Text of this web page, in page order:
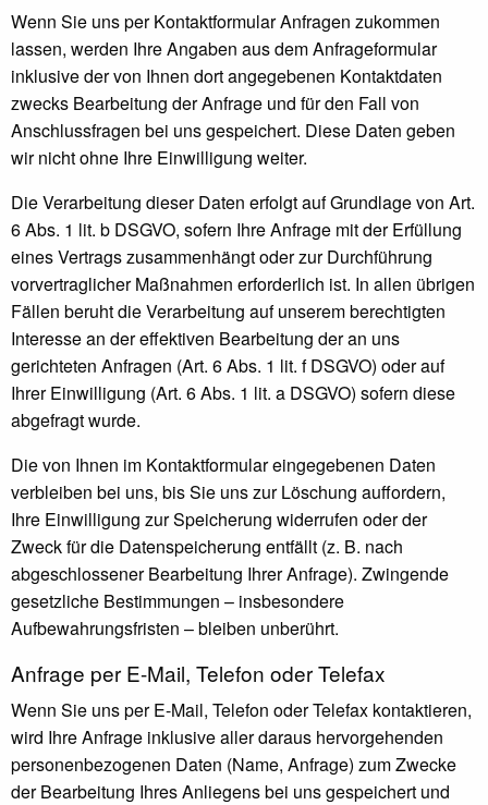
Wenn Sie uns per Kontaktformular Anfragen zukommen
lassen, werden Ihre Angaben aus dem Anfrageformular
inklusive der von Ihnen dort angegebenen Kontaktdaten
zwecks Bearbeitung der Anfrage und für den Fall von
Anschlussfragen bei uns gespeichert. Diese Daten geben
wir nicht ohne Ihre Einwilligung weiter.
Die Verarbeitung dieser Daten erfolgt auf Grundlage von Art.
6 Abs. 1 lit. b DSGVO, sofern Ihre Anfrage mit der Erfüllung
eines Vertrags zusammenhängt oder zur Durchführung
vorvertraglicher Maßnahmen erforderlich ist. In allen übrigen
Fällen beruht die Verarbeitung auf unserem berechtigten
Interesse an der effektiven Bearbeitung der an uns
gerichteten Anfragen (Art. 6 Abs. 1 lit. f DSGVO) oder auf
Ihrer Einwilligung (Art. 6 Abs. 1 lit. a DSGVO) sofern diese
abgefragt wurde.
Die von Ihnen im Kontaktformular eingegebenen Daten
verbleiben bei uns, bis Sie uns zur Löschung auffordern,
Ihre Einwilligung zur Speicherung widerrufen oder der
Zweck für die Datenspeicherung entfällt (z. B. nach
abgeschlossener Bearbeitung Ihrer Anfrage). Zwingende
gesetzliche Bestimmungen – insbesondere
Aufbewahrungsfristen – bleiben unberührt.
Anfrage per E-Mail, Telefon oder Telefax
Wenn Sie uns per E-Mail, Telefon oder Telefax kontaktieren,
wird Ihre Anfrage inklusive aller daraus hervorgehenden
personenbezogenen Daten (Name, Anfrage) zum Zwecke
der Bearbeitung Ihres Anliegens bei uns gespeichert und